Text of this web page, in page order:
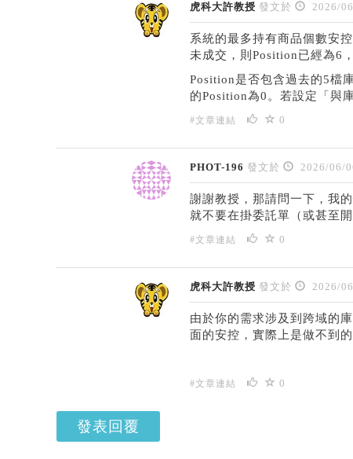
虎科大許教授 發文於 2026/
系統的最多持有商品個數安
未成交，則Position已經為6
Position是否包含過去的5檔
的Position為0。若設定「與
#文章連結 0
PHOT-196 發文於 2026/06/
謝謝教授，那請問一下，我
就不要在掛委託單（或甚至
#文章連結 0
虎科大許教授 發文於 2026/
由於你的需求涉及到跨域的
面的安控，實際上是做不到的
#文章連結 0
發表回覆